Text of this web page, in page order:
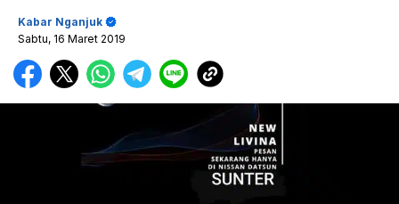
Kabar Nganjuk
Sabtu, 16 Maret 2019